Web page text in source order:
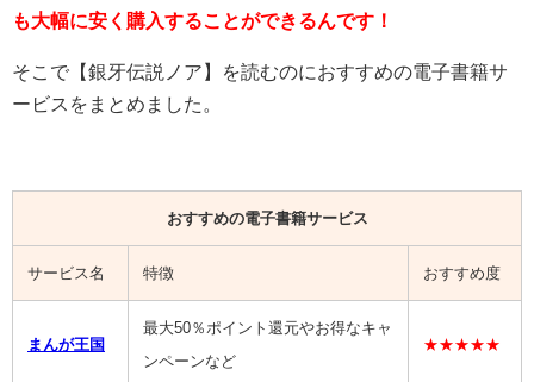
も大幅に安く購入することができるんです！
そこで【銀牙伝説ノア】を読むのにおすすめの電子書籍サ
ービスをまとめました。
おすすめの電子書籍サービス
サービス名 特徴 おすすめ度
まんが王国
最大50％ポイント還元やお得なキャ
ンペーンなど
★★★★★